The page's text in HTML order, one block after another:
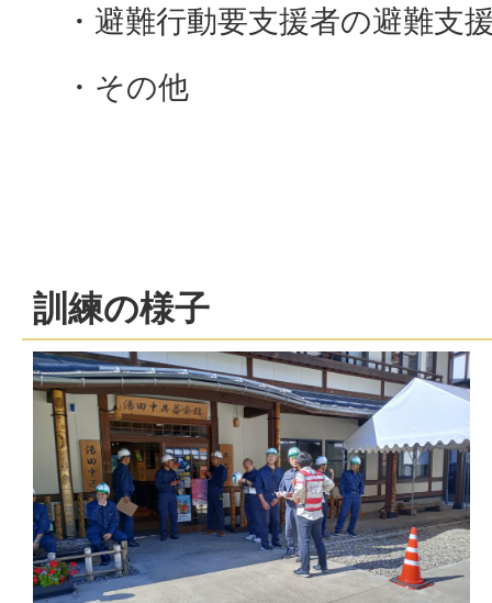
・避難行動要支援者の避難支
・その他
訓練の様子